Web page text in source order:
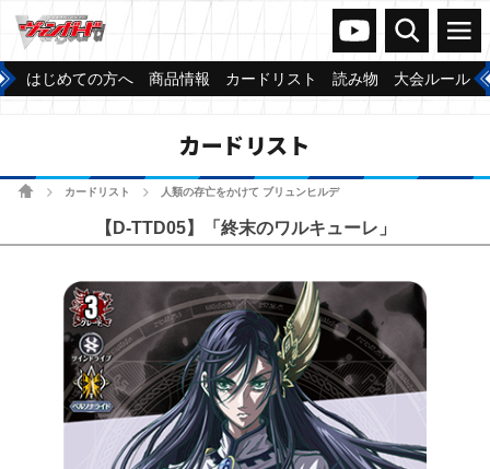
ヴァンガードch
検索 メニュー
はじめての方へ 商品情報 カードリスト 読み物 大会ルール
カードリスト
ホームカードリスト 人類の存亡をかけて ブリュンヒルデ
【D-TTD05】「終末のワルキューレ」